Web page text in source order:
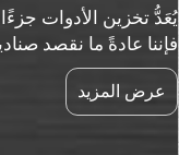
يُعَدُّ تخزين الأدوات
فإننا عادةً ما نقصد
في تصنيع هذه الحلول
عرض المزيد